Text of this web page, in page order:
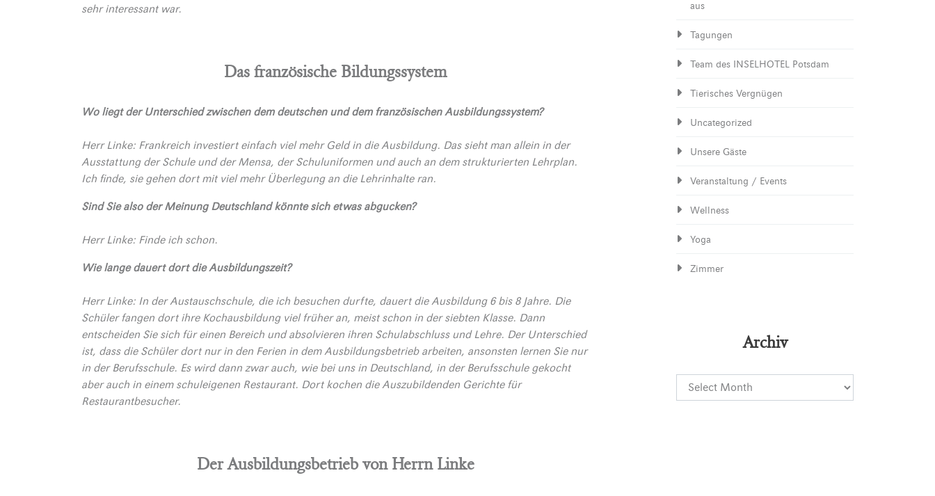
sehr interessant war.
Das französische Bildungssystem
Wo liegt der Unterschied zwischen dem deutschen und dem französischen Ausbildungssystem?
Herr Linke: Frankreich investiert einfach viel mehr Geld in die Ausbildung. Das sieht man allein in der
Ausstattung der Schule und der Mensa, der Schuluniformen und auch an dem strukturierten Lehrplan.
Ich finde, sie gehen dort mit viel mehr Überlegung an die Lehrinhalte ran.
Sind Sie also der Meinung Deutschland könnte sich etwas abgucken?
Herr Linke: Finde ich schon.
Wie lange dauert dort die Ausbildungszeit?
Herr Linke: In der Austauschschule, die ich besuchen durfte, dauert die Ausbildung 6 bis 8 Jahre. Die
Schüler fangen dort ihre Kochausbildung viel früher an, meist schon in der siebten Klasse. Dann
entscheiden Sie sich für einen Bereich und absolvieren ihren Schulabschluss und Lehre. Der Unterschied
ist, dass die Schüler dort nur in den Ferien in dem Ausbildungsbetrieb arbeiten, ansonsten lernen Sie nur
in der Berufsschule. Es wird dann zwar auch, wie bei uns in Deutschland, in der Berufsschule gekocht
aber auch in einem schuleigenen Restaurant. Dort kochen die Auszubildenden Gerichte für
Restaurantbesucher.
Der Ausbildungsbetrieb von Herrn Linke
aus
Tagungen
Team des INSELHOTEL Potsdam
Tierisches Vergnügen
Uncategorized
Unsere Gäste
Veranstaltung / Events
Wellness
Yoga
Zimmer
Archiv